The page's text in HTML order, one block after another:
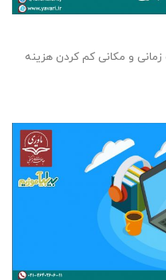
و مكانی كم كردن هزينه